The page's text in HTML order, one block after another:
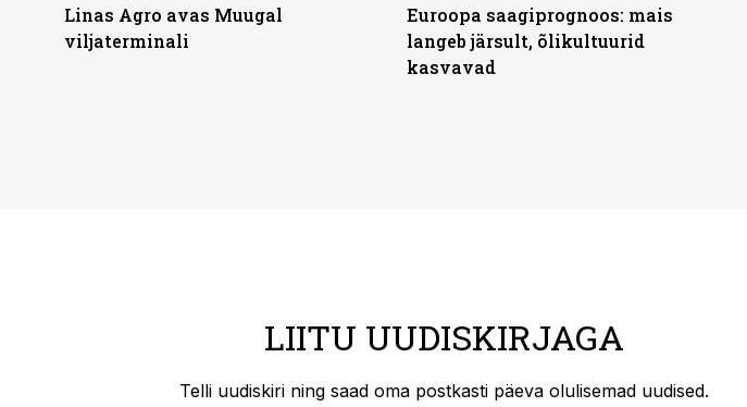
Linas Agro avas Muugal
viljaterminali
Euroopa saagiprognoos: mais
langeb järsult, õlikultuurid
kasvavad
LIITU UUDISKIRJAGA
Telli uudiskiri ning saad oma postkasti päeva olulisemad uudised.